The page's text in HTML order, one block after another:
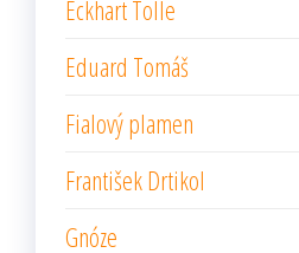
Eckhart Tolle
Eduard Tomáš
Fialový plamen
František Drtikol
Gnóze